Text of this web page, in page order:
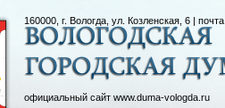
160000, г. Вологда, ул. Козленская, 6 | почта:
официальный сайт www.duma-vologda.ru